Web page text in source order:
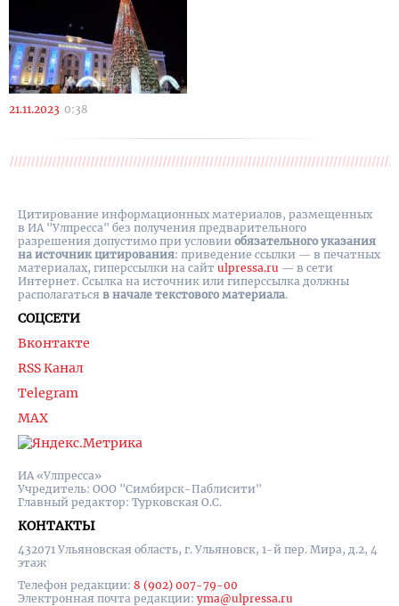
21.11.2023 0:38
ИА «Улпресса»
Учредитель: ООО "Симбирск-Паблисити"
Главный редактор: Турковская О.С.
КОНТАКТЫ
432071 Ульяновская область, г. Ульяновск, 1-й пер. Мира, д.2, 4
этаж
Телефон редакции: 8 (902) 007-79-00
Электронная почта редакции: yma@ulpressa.ru
СОЦСЕТИ
Вконтакте
RSS Канал
Telegram
MAX
Цитирование информационных материалов, размещенных
в ИА "Улпресса" без получения предварительного
разрешения допустимо при условии обязательного указания
на источник цитирования: приведение ссылки — в печатных
материалах, гиперссылки на cайт ulpressa.ru — в сети
Интернет. Ссылка на источник или гиперссылка должны
располагаться в начале текстового материала.